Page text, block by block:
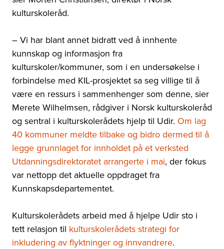
kulturskoleråd.
– Vi har blant annet bidratt ved å innhente
kunnskap og informasjon fra
kulturskoler/kommuner, som i en undersøkelse i
forbindelse med KIL-prosjektet sa seg villige til å
være en ressurs i sammenhenger som denne, sier
Merete Wilhelmsen, rådgiver i Norsk kulturskoleråd
og sentral i kulturskolerådets hjelp til Udir. Om lag
40 kommuner meldte tilbake og bidro dermed til å
legge grunnlaget for innholdet på et verksted
Utdanningsdirektoratet arrangerte i mai, der fokus
var nettopp det aktuelle oppdraget fra
Kunnskapsdepartementet.
Kulturskolerådets arbeid med å hjelpe Udir sto i
tett relasjon til kulturskolerådets strategi for
inkludering av flyktninger og innvandrere.